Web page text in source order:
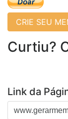
CRIE SEU
Curtiu?
Link da